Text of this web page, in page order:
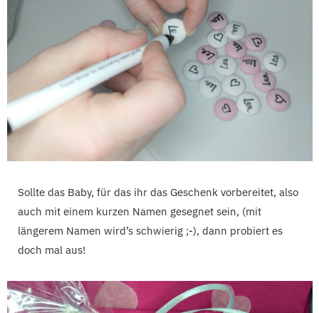
Sollte das Baby, für das ihr das Geschenk vorbereitet, also
auch mit einem kurzen Namen gesegnet sein, (mit
längerem Namen wird’s schwierig ;-), dann probiert es
doch mal aus!